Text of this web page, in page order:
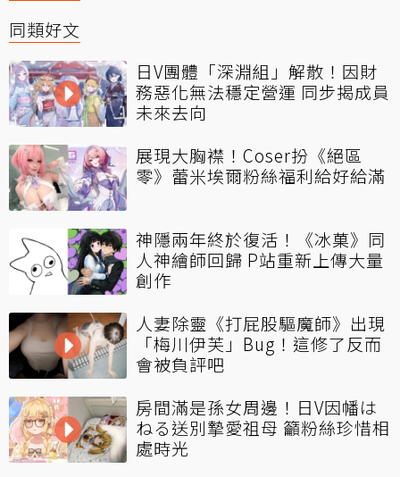
同類好文
日V團體「深淵組」解散！因財
務惡化無法穩定營運 同步揭成員
未來去向
展現大胸襟！Coser扮《絕區
零》蕾米埃爾粉絲福利給好給滿
神隱兩年終於復活！《冰菓》同
人神繪師回歸 P站重新上傳大量
創作
人妻除靈《打屁股驅魔師》出現
「梅川伊芙」Bug！這修了反而
會被負評吧
房間滿是孫女周邊！日V因幡は
ねる送別摯愛祖母 籲粉絲珍惜相
處時光